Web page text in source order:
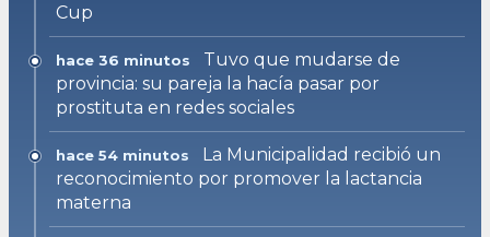
Cup
hace 36 minutos
Tuvo que mudarse de
provincia: su pareja la hacía pasar por
prostituta en redes sociales
hace 54 minutos
La Municipalidad recibió un
reconocimiento por promover la lactancia
materna